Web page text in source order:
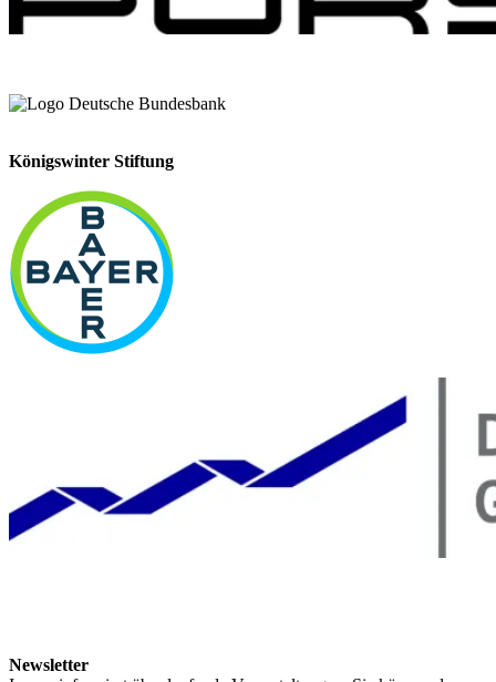
Königswinter Stiftung
Newsletter